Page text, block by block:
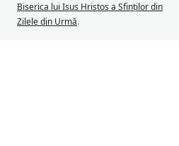
Biserica lui Isus Hristos a Sfinților din
Zilele din Urmă.